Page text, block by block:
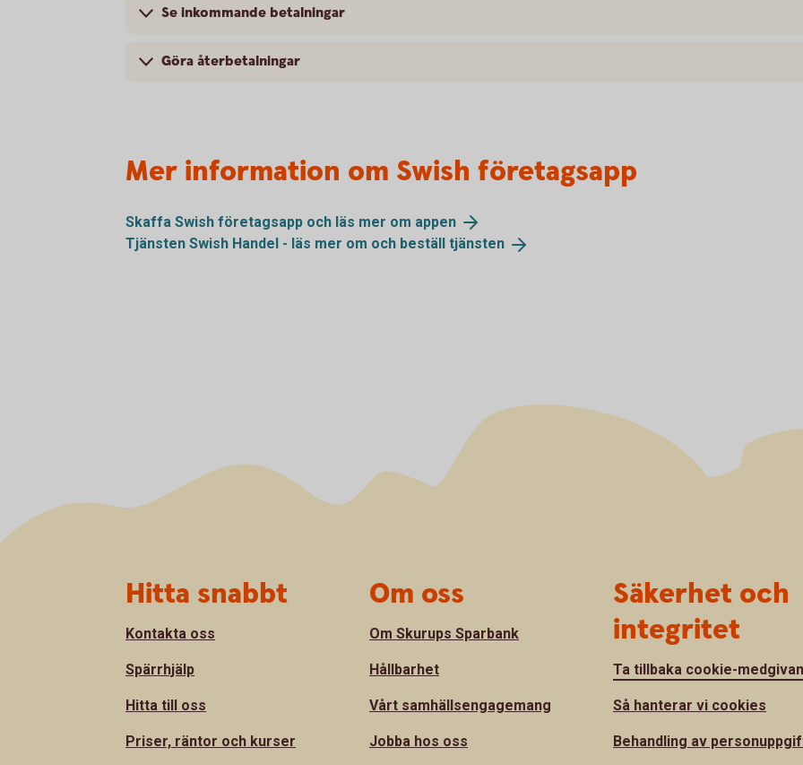
Se inkommande betalningar
Göra återbetalningar
Mer information om Swish företagsapp
Skaffa Swish företagsapp och läs mer om appen
Tjänsten Swish Handel - läs mer om och beställ tjänsten
Hitta snabbt
Kontakta oss
Spärrhjälp
Hitta till oss
Priser, räntor och kurser
Om oss
Om Skurups Sparbank
Hållbarhet
Vårt samhällsengagemang
Jobba hos oss
Säkerhet och
integritet
Ta tillbaka cookie-
Så hanterar vi cookies
Behandling av